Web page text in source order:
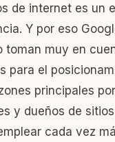
de internet es un
Y por eso
toman muy en
para el
principales
y dueños de
cada vez